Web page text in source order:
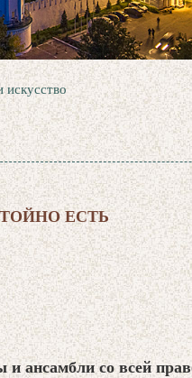
искусство
ЕСТЬ
и ансамбли со всей